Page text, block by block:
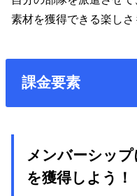
素材を獲得できる楽し
課金要素
メンバーシッ
を獲得しよう！